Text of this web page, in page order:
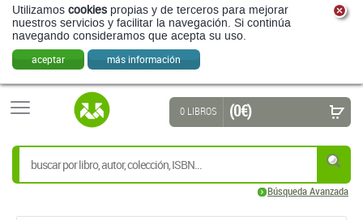
Utilizamos cookies propias y de terceros para mejorar
nuestros servicios y facilitar la navegación. Si continúa
navegando consideramos que acepta su uso.
aceptar más información
Búsqueda Avanzada
0 LIBROS (0 €)